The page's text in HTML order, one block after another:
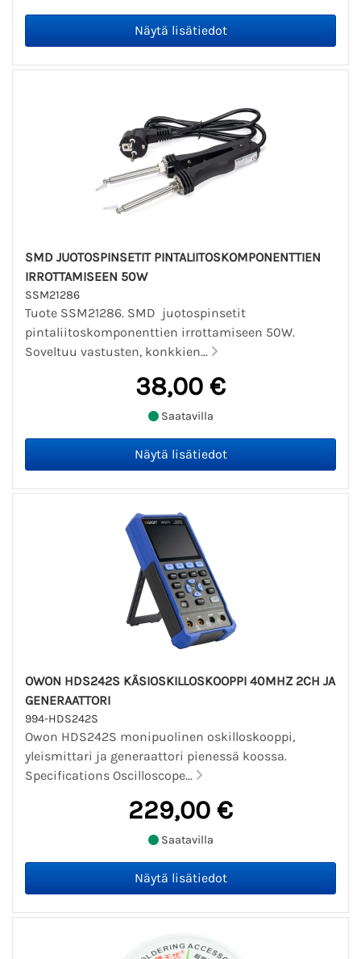
SMD JUOTOSPINSETIT PINTALIITOSKOMPONENTTIEN
IRROTTAMISEEN 50W
SSM21286
Tuote SSM21286. SMD juotospinsetit
pintaliitoskomponenttien irrottamiseen 50W.
Soveltuu vastusten, konkkien...
38,00 €
Saatavilla
OWON HDS242S KÄSIOSKILLOSKOOPPI 40MHZ 2CH JA
GENERAATTORI
994-HDS242S
Owon HDS242S monipuolinen oskilloskooppi,
yleismittari ja generaattori pienessä koossa.
Specifications Oscilloscope...
229,00 €
Saatavilla